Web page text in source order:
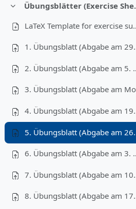
Colapsar
LaTeX
2.
3.
6.